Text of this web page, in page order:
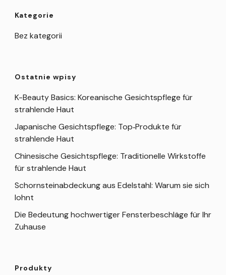
Kategorie
Bez kategorii
Ostatnie wpisy
K-Beauty Basics: Koreanische Gesichtspflege für
strahlende Haut
Japanische Gesichtspflege: Top‑Produkte für
strahlende Haut
Chinesische Gesichtspflege: Traditionelle Wirkstoffe
für strahlende Haut
Schornsteinabdeckung aus Edelstahl: Warum sie sich
lohnt
Die Bedeutung hochwertiger Fensterbeschläge für Ihr
Zuhause
Produkty